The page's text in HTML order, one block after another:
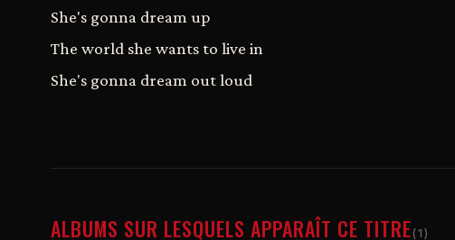
She's gonna dream up
The world she wants to live in
She's gonna dream out loud
ALBUMS SUR LESQUELS APPARAÎT CE TITRE(1)